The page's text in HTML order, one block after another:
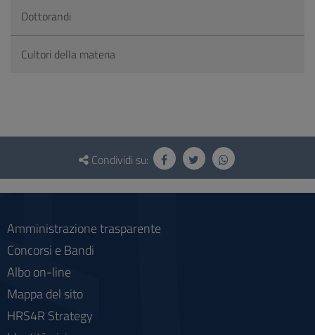
Dottorandi
Cultori della materia
Questionario
social
Condividi su:
Amministrazione trasparente
Concorsi e Bandi
Albo on-line
Mappa del sito
HRS4R Strategy